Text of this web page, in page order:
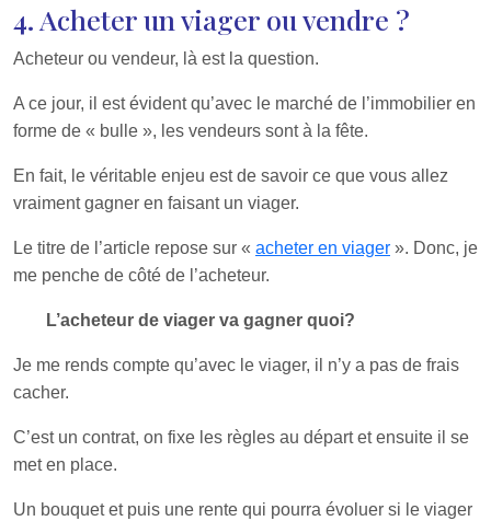
4. Acheter un viager ou vendre ?
Acheteur ou vendeur, là est la question.
A ce jour, il est évident qu’avec le marché de l’immobilier en
forme de « bulle », les vendeurs sont à la fête.
En fait, le véritable enjeu est de savoir ce que vous allez
vraiment gagner en faisant un viager.
Le titre de l’article repose sur « acheter en viager ». Donc, je
me penche de côté de l’acheteur.
L’acheteur de viager va gagner quoi?
Je me rends compte qu’avec le viager, il n’y a pas de frais
cacher.
C’est un contrat, on fixe les règles au départ et ensuite il se
met en place.
Un bouquet et puis une rente qui pourra évoluer si le viager